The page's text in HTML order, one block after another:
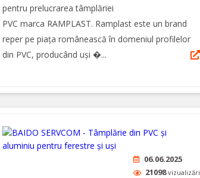
pentru prelucrarea tâmplăriei
PVC marca RAMPLAST. Ramplast este un brand
reper pe piața românească în domeniul profilelor
din PVC, producând uși �...
06.06.2025
21098vizualizări